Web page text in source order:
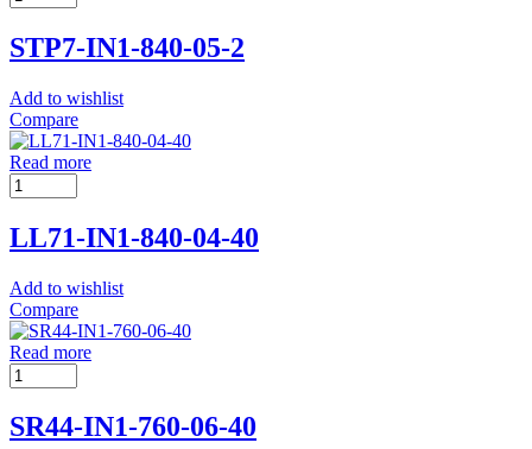
STP7-IN1-840-05-2
Add to wishlist
Compare
Read more
LL71-IN1-840-04-40
Add to wishlist
Compare
Read more
SR44-IN1-760-06-40